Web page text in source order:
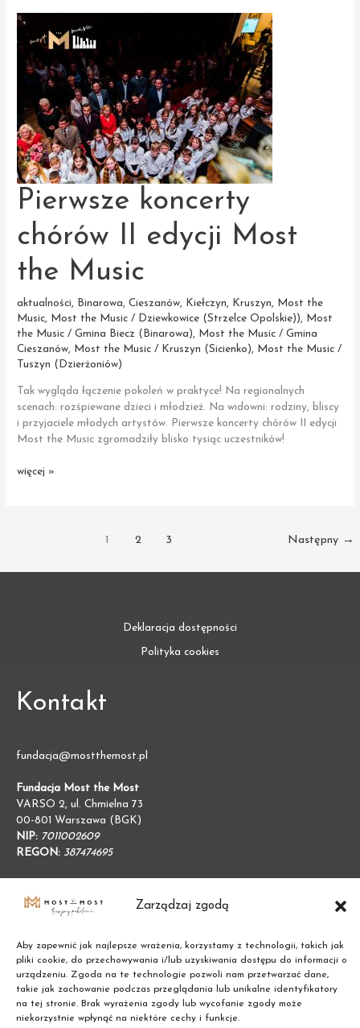
Zarządzaj zgodą
Aby zapewnić jak najlepsze wrażenia, korzystamy z technologii, takich jak
pliki cookie, do przechowywania i/lub uzyskiwania dostępu do informacji o
urządzeniu. Zgoda na te technologie pozwoli nam przetwarzać dane,
takie jak zachowanie podczas przeglądania lub unikalne identyfikatory
na tej stronie. Brak wyrażenia zgody lub wycofanie zgody może
niekorzystnie wpłynąć na niektóre cechy i funkcje.
Music
z Adamem
Sztabą
Pierwsze koncerty
chórów II edycji Most
the Music
aktualności, Binarowa,Cieszanów, Kiełczyn, Kruszyn,
Most the
Music, Most the Music / Dziewkowice (Strzelce Opolskie)),
Most
the Music / Gmina Biecz (Binarowa),
Most the Music / Gmina
Cieszanów, Most the Music / Kruszyn (Sicienko),
Most the Music /
Tuszyn (Dzierżoniów)
Tak wygląda łączenie pokoleń w praktyce! Na regionalnych
scenach: rozśpiewane dzieci i młodzież. Na widowni: rodziny, bliscy
i przyjaciele młodych artystów. Pierwsze koncerty chórów II edycji
Most the Music zgromadziły blisko tysiąc uczestników!
Pierwsze
więcej »
1 2 3 Następny →
Deklaracja dostępności
Polityka cookies
Kontakt
fundacja@mostthemost.pl
Fundacja Most the Most
VARSO 2, ul. Chmielna 73
00-801 Warszawa (BGK)
NIP: 7011002609
REGON: 387474695